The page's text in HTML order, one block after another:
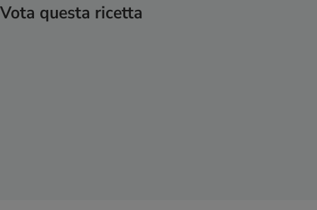
Vota questa ricetta